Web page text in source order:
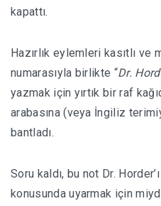
kapattı.
Hazırlık eylemleri kasıtlı ve
numarasıyla birlikte “Dr.
yazmak için yırtık bir raf
arabasına (veya İngiliz
bantladı.
Soru kaldı, bu not Dr.
konusunda uyarmak için